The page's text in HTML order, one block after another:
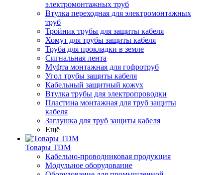
электромонтажных труб
Втулка переходная для электромонтажных
труб
Тройник трубы для защиты кабеля
Хомут для трубы защиты кабеля
Труба для прокладки в земле
Сигнальная лента
Муфта монтажная для гофротруб
Угол трубы защиты кабеля
Кабельный защитный кожух
Втулка трубы для электропроводки
Пластина монтажная для труб защиты
кабеля
Заглушка для труб защиты кабеля
Ещё
Товары TDM
Кабельно-проводниковая продукция
Модульное оборудование